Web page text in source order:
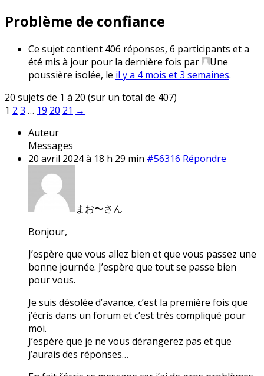
Problème de confiance
Ce sujet contient 406 réponses, 6 participants et a
été mis à jour pour la dernière fois par
Une
poussière isolée, le il y a 4 mois et 3 semaines.
20 sujets de 1 à 20 (sur un total de 407)
1 2 3 … 19 20 21 →
Auteur
Messages
20 avril 2024 à 18 h 29 min #56316 Répondre
まお〜さん
Bonjour,
J’espère que vous allez bien et que vous passez une
bonne journée. J’espère que tout se passe bien
pour vous.
Je suis désolée d’avance, c’est la première fois que
j’écris dans un forum et c’est très compliqué pour
moi.
J’espère que je ne vous dérangerez pas et que
j’aurais des réponses…